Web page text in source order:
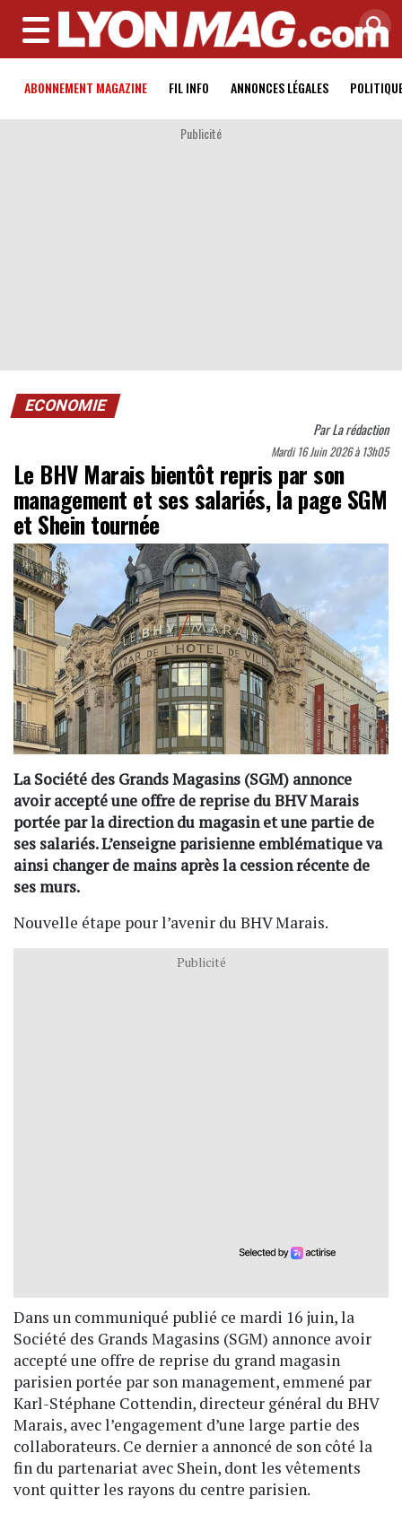
MENU
ABONNEMENT MAGAZINE FIL INFO ANNONCES LÉGALES
Publicité
ECONOMIE
ParLa rédaction
Mardi 16 Juin 2026 à 13h05
Le BHV Marais bientôt repris par son
management et ses salariés, la page SGM
et Shein tournée
La Société des Grands Magasins (SGM) annonce
avoir accepté une offre de reprise du BHV Marais
portée par la direction du magasin et une partie de
ses salariés. L’enseigne parisienne emblématique va
ainsi changer de mains après la cession récente de
ses murs.
Nouvelle étape pour l’avenir du BHV Marais.
Publicité
Dans un communiqué publié ce mardi 16 juin, la
Société des Grands Magasins (SGM) annonce avoir
accepté une offre de reprise du grand magasin
parisien portée par son management, emmené par
Karl-Stéphane Cottendin, directeur général du BHV
Marais, avec l’engagement d’une large partie des
collaborateurs. Ce dernier a annoncé de son côté la
fin du partenariat avec Shein, dont les vêtements
vont quitter les rayons du centre parisien.